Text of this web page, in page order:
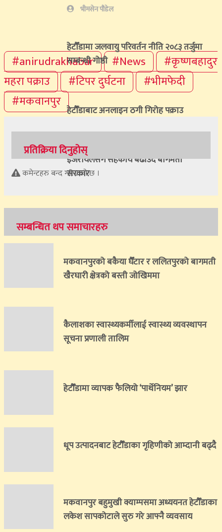
भीमसेन पौडेल
हेटाैँडामा जलवायु परिवर्तन नीति २०८३ तर्जुमा
सम्बन्धी गोष्ठी
हेटौँडाबाट अनलाइन ठगी गिरोह पक्राउ
इजरायलसँग सहकार्य बढाउँदै बागमती
सरकार
#anirudrakhabar #News
#कृष्णबहादुर
महरा पक्राउ
#टिपर दुर्घटना
#भीमफेदी
#मकवानपुर
प्रतिक्रिया दिनुहोस्
कमेन्टहरु बन्द गरिएको छ ।
सम्बन्धित थप समाचारहरु
मकवानपुरको बकैया घैँटार र ललितपुरको बागमती
खैरघारी क्षेत्रको बस्ती जोखिममा
कैलाशका स्वास्थ्यकर्मीलाई स्वास्थ्य व्यवस्थापन
सूचना प्रणाली तालिम
हेटौँडामा व्यापक फैलियो ‘पार्थेनियम’ झार
धूप उत्पादनबाट हेटौँडाका गृहिणीको आम्दानी बढ्दै
मकवानपुर बहुमुखी क्याम्पसमा अध्ययनत हेटौँडाका
लकेश सापकोटाले सुरु गरे आफ्नै व्यवसाय